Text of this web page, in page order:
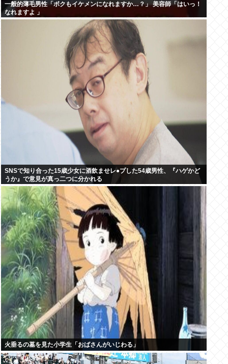
一般的薄毛男性「ボクもイケメンになれますか…？」 美容師「はいっ！
なれますよ 」
SNSで知り合った15歳少女に酒飲ませレ●プした54歳男性、『ハゲかど
うか』で意見が真っ二つに分かれる
火垂るの墓を見た小学生「おばさんがいじわる」